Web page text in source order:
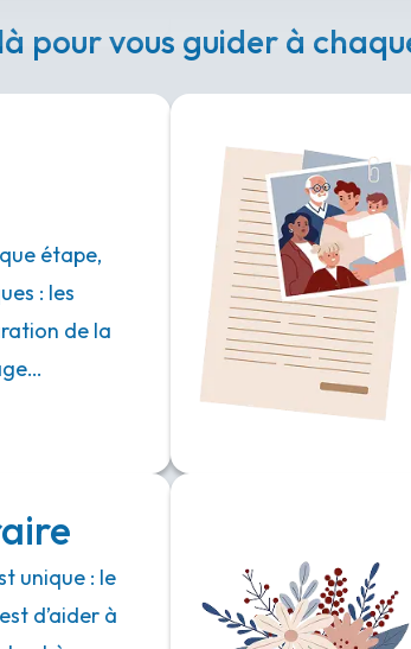
pour vous guider à
étape,
: les
de la
unique : le
d’aider à